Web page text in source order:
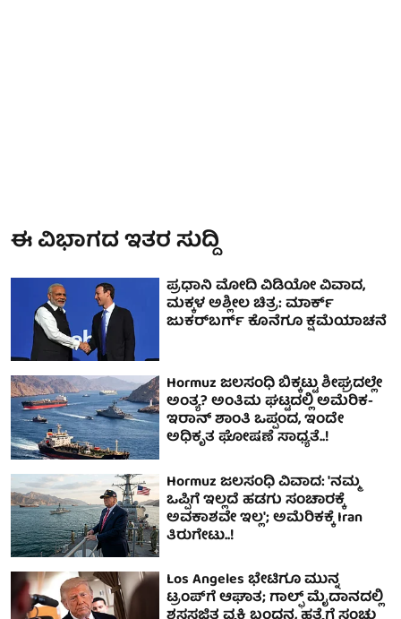
ಈ ವಿಭಾಗದ ಇತರ ಸುದ್ದಿ
ಪ್ರಧಾನಿ ಮೋದಿ ವಿಡಿಯೋ ವಿವಾದ,
ಮಕ್ಕಳ ಅಶ್ಲೀಲ ಚಿತ್ರ: ಮಾರ್ಕ್
ಜುಕರ್‌ಬರ್ಗ್ ಕೊನೆಗೂ ಕ್ಷಮೆಯಾಚನೆ
Hormuz ಜಲಸಂಧಿ ಬಿಕ್ಕಟ್ಟು ಶೀಘ್ರದಲ್ಲೇ
ಅಂತ್ಯ? ಅಂತಿಮ ಘಟ್ಟದಲ್ಲಿ ಅಮೆರಿಕ-
ಇರಾನ್ ಶಾಂತಿ ಒಪ್ಪಂದ, ಇಂದೇ
ಅಧಿಕೃತ ಘೋಷಣೆ ಸಾಧ್ಯತೆ..!
Hormuz ಜಲಸಂಧಿ ವಿವಾದ: 'ನಮ್ಮ
ಒಪ್ಪಿಗೆ ಇಲ್ಲದೆ ಹಡಗು ಸಂಚಾರಕ್ಕೆ
ಅವಕಾಶವೇ ಇಲ್ಲ'; ಅಮೆರಿಕಕ್ಕೆ Iran
ತಿರುಗೇಟು..!
Los Angeles ಭೇಟಿಗೂ ಮುನ್ನ
ಟ್ರಂಪ್‌ಗೆ ಆಘಾತ; ಗಾಲ್ಫ್‌ ಮೈದಾನದಲ್ಲಿ